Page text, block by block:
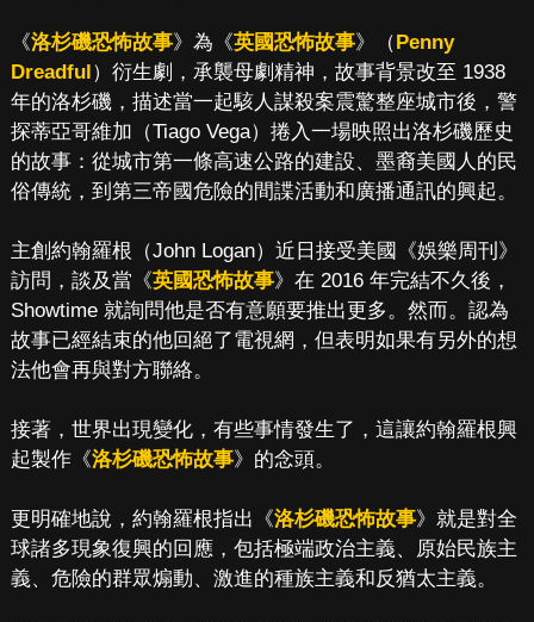
《洛杉磯恐怖故事》為《英國恐怖故事》（Penny
Dreadful）衍生劇，承襲母劇精神，故事背景改至 1938
年的洛杉磯，描述當一起駭人謀殺案震驚整座城市後，警
探蒂亞哥維加（Tiago Vega）捲入一場映照出洛杉磯歷史
的故事：從城市第一條高速公路的建設、墨裔美國人的民
俗傳統，到第三帝國危險的間諜活動和廣播通訊的興起。
主創約翰羅根（John Logan）近日接受美國《娛樂周刊》
訪問，談及當《英國恐怖故事》在 2016 年完結不久後，
Showtime 就詢問他是否有意願要推出更多。然而。認為
故事已經結束的他回絕了電視網，但表明如果有另外的想
法他會再與對方聯絡。
接著，世界出現變化，有些事情發生了，這讓約翰羅根興
起製作《洛杉磯恐怖故事》的念頭。
更明確地說，約翰羅根指出《洛杉磯恐怖故事》就是對全
球諸多現象復興的回應，包括極端政治主義、原始民族主
義、危險的群眾煽動、激進的種族主義和反猶太主義。